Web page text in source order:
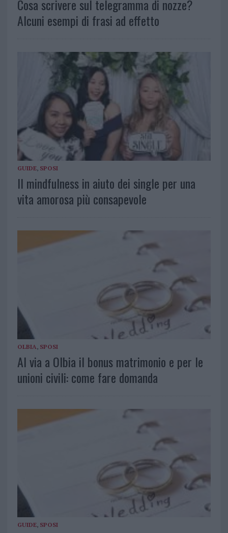
Cosa scrivere sul telegramma di nozze?
Alcuni esempi di frasi ad effetto
GUIDE, SPOSI
Il mindfulness in aiuto dei single per una
vita amorosa più consapevole
OLBIA SPOSI
Al via a Olbia il bonus matrimonio e per le
unioni civili: come fare domanda
GUIDE, SPOSI